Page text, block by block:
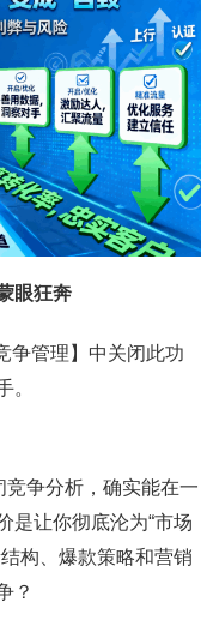
眼狂奔
争管理】中关闭此功
。
竞争分析，确实能在一
是让你彻底沦为“市场
构、爆款策略和营销
？